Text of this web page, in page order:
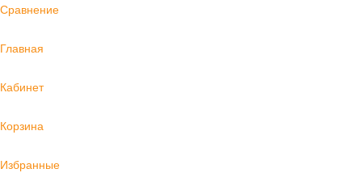
Сравнение
Главная
Кабинет
Корзина
Избранные